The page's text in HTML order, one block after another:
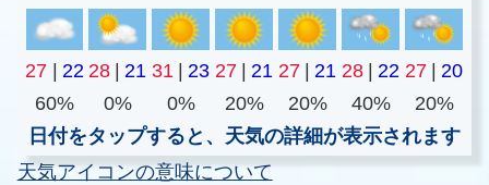
27 | 22 28 | 21 31 | 23 27 | 21 27 | 21 28 | 22 27 | 20
60%
0% 0% 20% 20% 40%
20%
日付をタップすると、天気の詳細が表示されます
天気アイコンの意味について